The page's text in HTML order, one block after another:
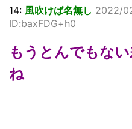
14: 風吹けば名無し 2022/
ID:baxFDG+h0
もうとんでもな
ね